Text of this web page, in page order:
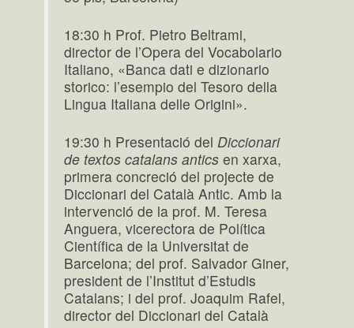
18:30 h Prof. Pietro Beltrami,
director de l’Opera del Vocabolario
Italiano, «Banca dati e dizionario
storico: l’esempio del Tesoro della
Lingua Italiana delle Origini».
19:30 h Presentació delDiccionari
de textos catalans antics en xarxa,
primera concreció del projecte de
Diccionari del Català Antic. Amb la
intervenció de la prof. M. Teresa
Anguera, vicerectora de Política
Científica de la Universitat de
Barcelona; del prof. Salvador Giner,
president de l’Institut d’Estudis
Catalans; i del prof. Joaquim Rafel,
director del Diccionari del Català